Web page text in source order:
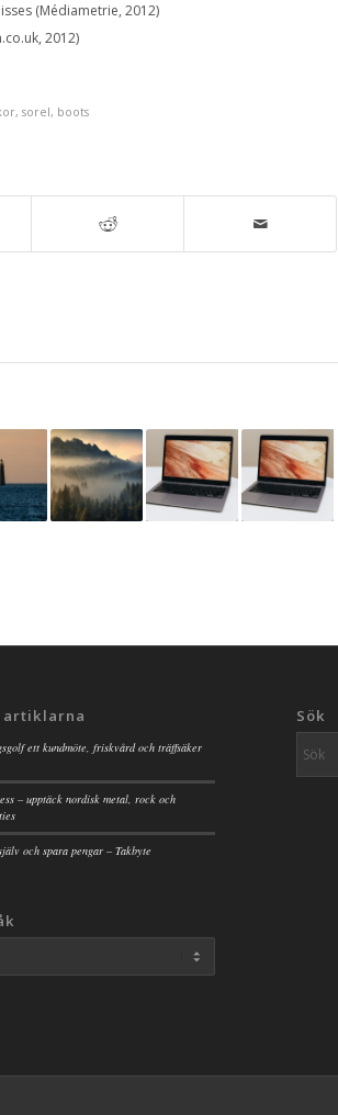
(Médiametrie, 2012)
2012)
, sorel, boots
artiklarna
ett kundmöte, friskvård och träffsäker
– upptäck nordisk metal, rock och
och spara pengar – Takbyte
Sök